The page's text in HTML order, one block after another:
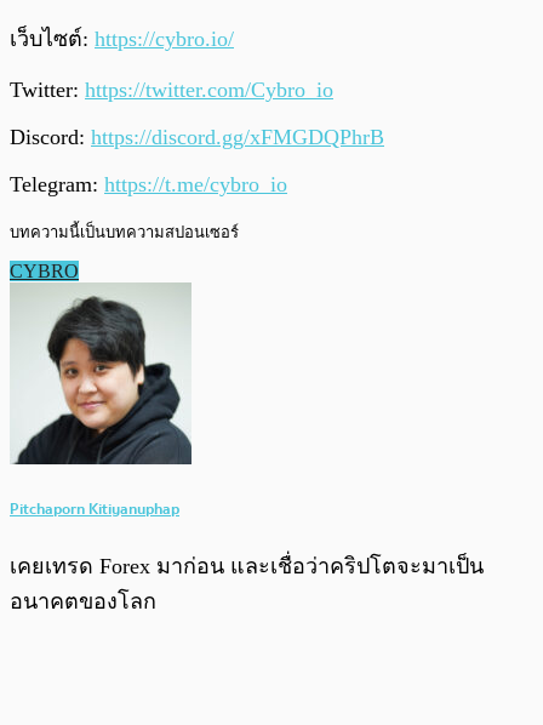
เว็บไซต์: https://cybro.io/
Twitter: https://twitter.com/Cybro_io
Discord: https://discord.gg/xFMGDQPhrB
Telegram: https://t.me/cybro_io
บทความนี้เป็นบทความสปอนเซอร์
CYBRO
Pitchaporn Kitiyanuphap
เคยเทรด Forex มาก่อน และเชื่อว่าคริปโตจะมาเป็น
อนาคตของโลก